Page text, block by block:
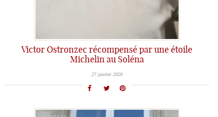
Victor Ostronzec récompensé par une étoile
Michelin au Soléna
27 janvier 2020